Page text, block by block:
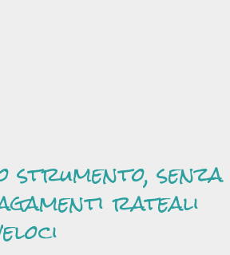
strumento, senza
rateali